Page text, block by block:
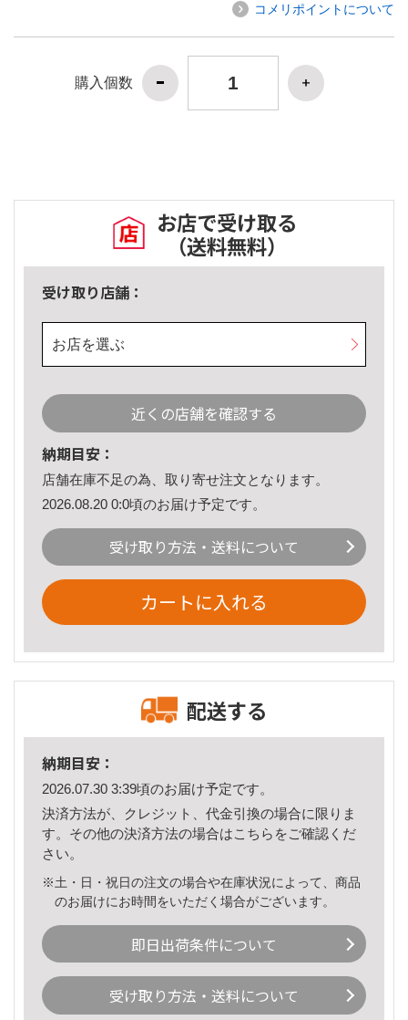
コメリポイントについて
購入個数
お店で受け取る
（送料無料）
受け取り店舗：
お店を選ぶ
近くの店舗を確認する
納期目安：
店舗在庫不足の為、取り寄せ注文となります。
2026.08.20 0:0頃のお届け予定です。
受け取り方法・送料について
カートに入れる
配送する
納期目安：
2026.07.30 3:39頃のお届け予定です。
決済方法が、クレジット、代金引換の場合に限りま
す。その他の決済方法の場合はこちら をご確認くだ
さい。
※土・日・祝日の注文の場合や在庫状況によって、商品
のお届けにお時間をいただく場合がございます。
即日出荷条件について
受け取り方法・送料について